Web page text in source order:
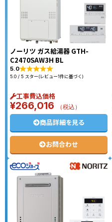
ノーリツ ガス給湯器 GTH-
C2470SAW3H BL
5.0
5.0 / 5 スター(レビュー1件に基づく)
工事費込価格
¥266,016 （税込）
商品詳細を見る
お問合わせ